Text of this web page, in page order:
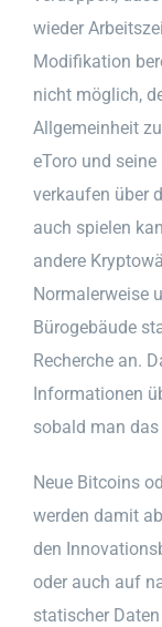
wieder
Modifikation
nicht möglich,
Allgemeinheit
eToro und
verkaufen über
auch spielen
andere
Normalerweise
Bürogebäude
Recherche an.
Informationen
sobald man
Neue Bitcoins
werden damit
den
oder auch auf
statischer